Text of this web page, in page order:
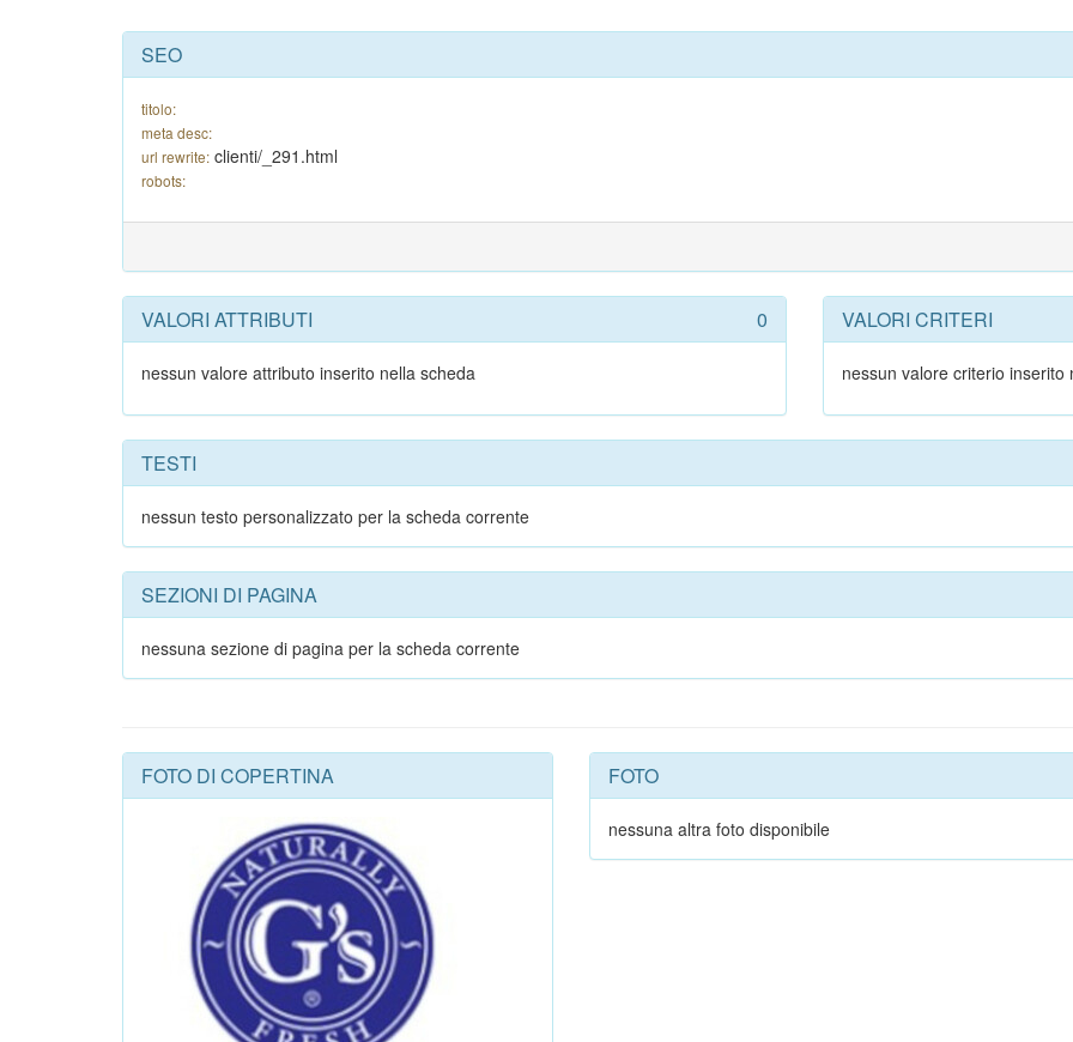
SEO
titolo:
meta desc:
url rewrite: clienti/_291.html
robots:
VALORI ATTRIBUTI 0
nessun valore attributo inserito nella scheda
VALORI CRITERI
nessun valore criterio inserito
TESTI
nessun testo personalizzato per la scheda corrente
SEZIONI DI PAGINA
nessuna sezione di pagina per la scheda corrente
FOTO DI COPERTINA FOTO
nessuna altra foto disponibile